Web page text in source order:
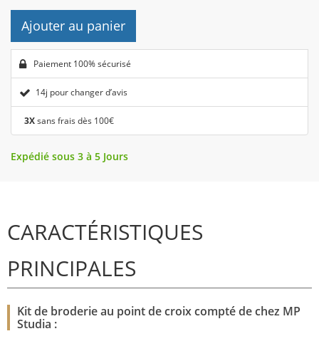
Ajouter au panier
Paiement 100% sécurisé
14j pour changer d’avis
3Xsans frais dès 100€
Expédié sous 3 à 5 Jours
CARACTÉRISTIQUES
PRINCIPALES
Kit de broderie au point de croix compté de chez MP
Studia :